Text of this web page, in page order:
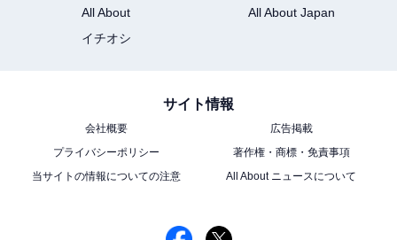
All About
All About Japan
イチオシ
サイト情報
会社概要
広告掲載
プライバシーポリシー
著作権・商標・免責事項
当サイトの情報についての注意
All About ニュースについて